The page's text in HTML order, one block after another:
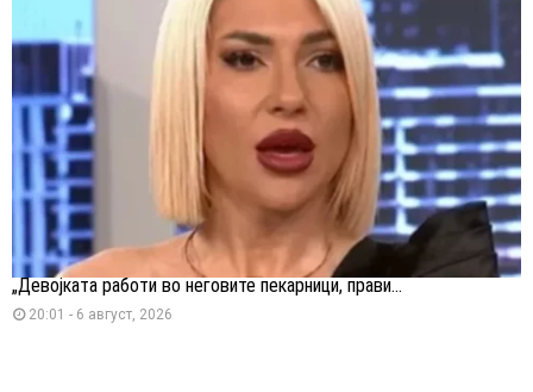
„Девојката работи во неговите пекарници, прави...
20:01 - 6 август, 2026